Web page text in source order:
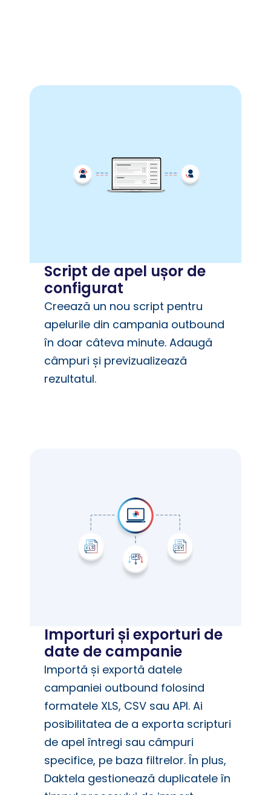
Script de apel ușor de
configurat
Creează un nou script pentru
apelurile din campania outbound
în doar câteva minute. Adaugă
câmpuri și previzualizează
rezultatul.
Importuri și exporturi de
date de campanie
Importă și exportă datele
campaniei outbound folosind
formatele XLS, CSV sau API. Ai
posibilitatea de a exporta scripturi
de apel întregi sau câmpuri
specifice, pe baza filtrelor. În plus,
Daktela gestionează duplicatele în